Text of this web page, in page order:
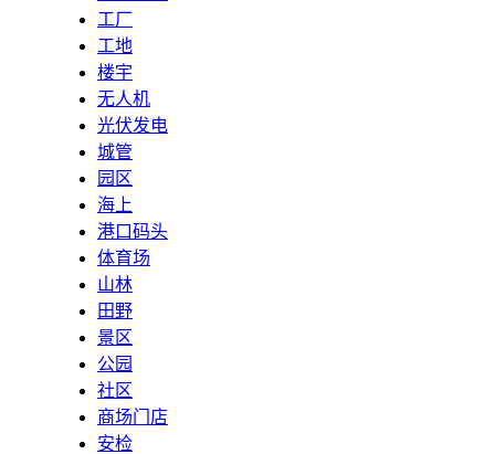
工厂
工地
楼宇
无人机
光伏发电
城管
园区
海上
港口码头
体育场
山林
田野
景区
公园
社区
商场门店
安检